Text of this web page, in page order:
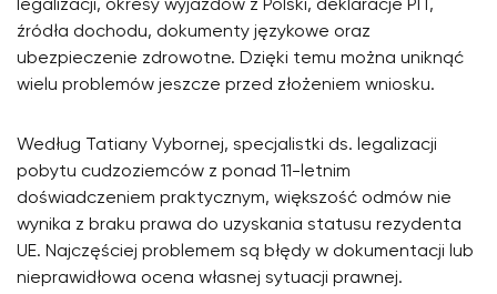
legalizacji, okresy wyjazdów z Polski, deklaracje PIT,
źródła dochodu, dokumenty językowe oraz
ubezpieczenie zdrowotne. Dzięki temu można uniknąć
wielu problemów jeszcze przed złożeniem wniosku.
Według Tatiany Vybornej, specjalistki ds. legalizacji
pobytu cudzoziemców z ponad 11-letnim
doświadczeniem praktycznym, większość odmów nie
wynika z braku prawa do uzyskania statusu rezydenta
UE. Najczęściej problemem są błędy w dokumentacji lub
nieprawidłowa ocena własnej sytuacji prawnej.